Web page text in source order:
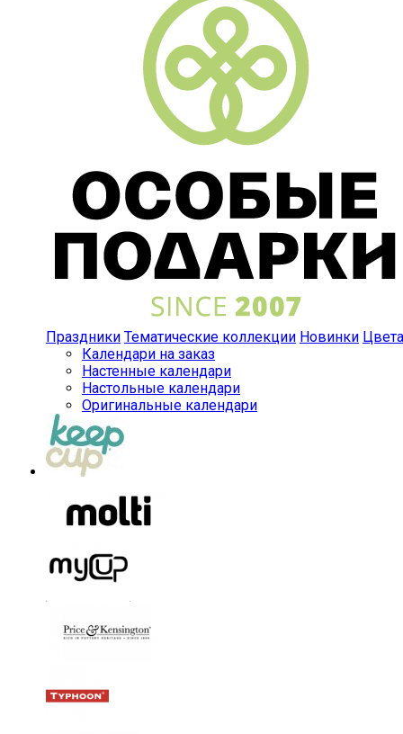
Праздники Тематические коллекции Новинки Цвета
Календари на заказ
Настенные календари
Настольные календари
Оригинальные календари